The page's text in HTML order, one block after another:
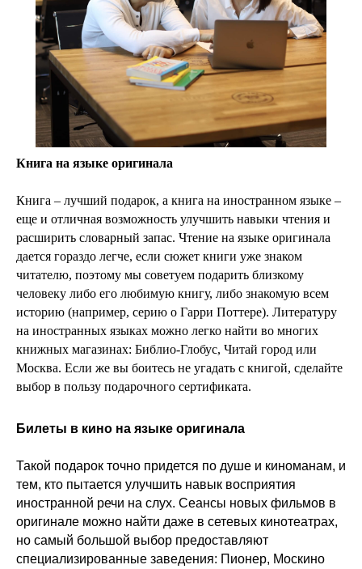
Книга на языке оригинала
Книга – лучший подарок, а книга на иностранном языке –
еще и отличная возможность улучшить навыки чтения и
расширить словарный запас. Чтение на языке оригинала
дается гораздо легче, если сюжет книги уже знаком
читателю, поэтому мы советуем подарить близкому
человеку либо его любимую книгу, либо знакомую всем
историю (например, серию о Гарри Поттере). Литературу
на иностранных языках можно легко найти во многих
книжных магазинах: Библио-Глобус, Читай город или
Москва. Если же вы боитесь не угадать с книгой, сделайте
выбор в пользу подарочного сертификата.
Билеты в кино на языке оригинала
Такой подарок точно придется по душе и киноманам, и
тем, кто пытается улучшить навык восприятия
иностранной речи на слух. Сеансы новых фильмов в
оригинале можно найти даже в сетевых кинотеатрах,
но самый большой выбор предоставляют
специализированные заведения: Пионер, Москино